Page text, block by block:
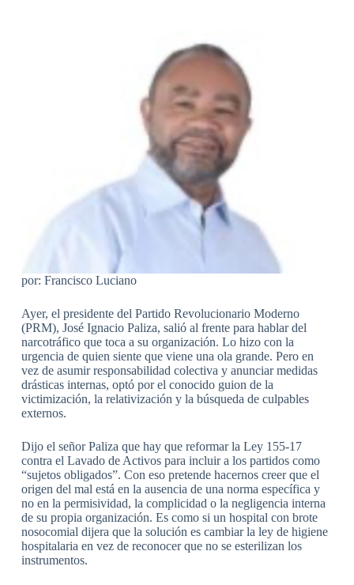
por: Francisco Luciano
Ayer, el presidente del Partido Revolucionario Moderno
(PRM), José Ignacio Paliza, salió al frente para hablar del
narcotráfico que toca a su organización. Lo hizo con la
urgencia de quien siente que viene una ola grande. Pero en
vez de asumir responsabilidad colectiva y anunciar medidas
drásticas internas, optó por el conocido guion de la
victimización, la relativización y la búsqueda de culpables
externos.
Dijo el señor Paliza que hay que reformar la Ley 155-17
contra el Lavado de Activos para incluir a los partidos como
“sujetos obligados”. Con eso pretende hacernos creer que el
origen del mal está en la ausencia de una norma específica y
no en la permisividad, la complicidad o la negligencia interna
de su propia organización. Es como si un hospital con brote
nosocomial dijera que la solución es cambiar la ley de higiene
hospitalaria en vez de reconocer que no se esterilizan los
instrumentos.